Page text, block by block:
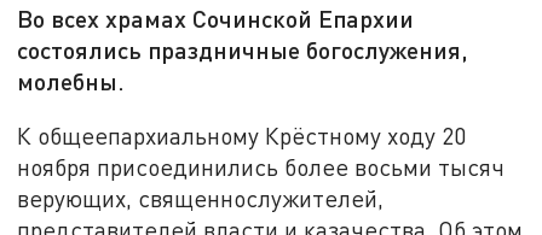
Во всех храмах Сочинской Епархии
состоялись праздничные богослужения,
молебны.
К общеепархиальному Крёстному ходу 20
ноября присоединились более восьми тысяч
верующих, священнослужителей,
представителей власти и казачества. Об этом